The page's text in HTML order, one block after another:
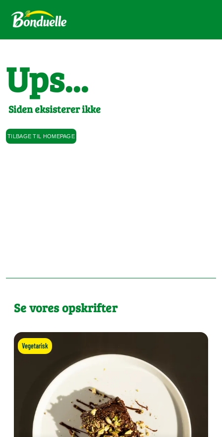
Ups...
Siden eksisterer ikke
TILBAGE TIL HOMEPAGE
Se vores opskrifter
Vegetarisk